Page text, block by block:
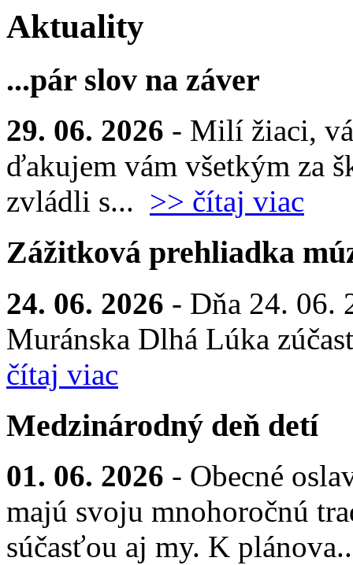
Aktuality
...pár slov na záver
29. 06. 2026 - Milí žiaci,
ďakujem vám všetkým za
zvládli s... >> čítaj viac
Zážitková prehliadka
24. 06. 2026 - Dňa 24. 06.
Muránska Dlhá Lúka
čítaj viac
Medzinárodný deň detí
01. 06. 2026 - Obecné
majú svoju mnohoročnú
súčasťou aj my. K